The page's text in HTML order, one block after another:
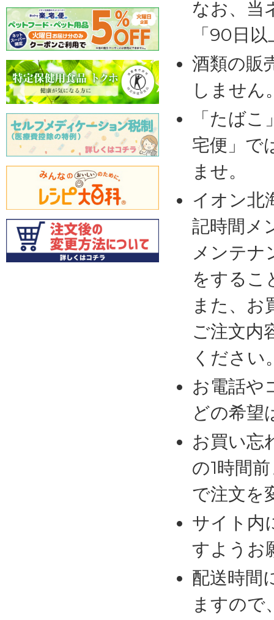
なお、当
「90日
酒類の販
しません
「たば
宅便」で
ませ。
イオン北
記時間メ
メンテナ
をするこ
また、お
ご注文内
ください
お電話や
どの希望
お買い忘
の1時間
で注文を
サイト内
すようお
配送時間
ますので